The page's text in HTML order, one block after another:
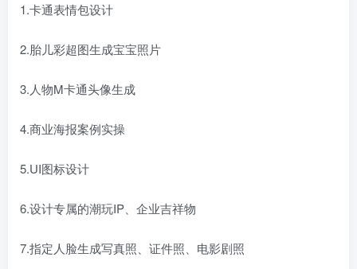
1.卡通表情包设计
2.胎儿彩超图生成宝宝照片
3.人物M卡通头像生成
4.商业海报案例实操
5.UI图标设计
6.设计专属的潮玩IP、企业吉祥物
7.指定人脸生成写真照、证件照、电影剧照